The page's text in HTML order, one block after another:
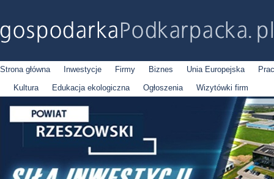
Strona główna Inwestycje Firmy Biznes Unia Europejska
Kultura
Edukacja ekologiczna Ogłoszenia Wizytówki firm